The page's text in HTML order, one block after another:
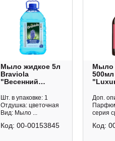
Мыло жидкое 5л
Braviola
"Весенний
бутылка 123434
Шт. в упаковке: 1
Отдушка: цветочная
Вид: Мыло ...
Код: 00-00153845
Мыло
Доп.
серия
Код: